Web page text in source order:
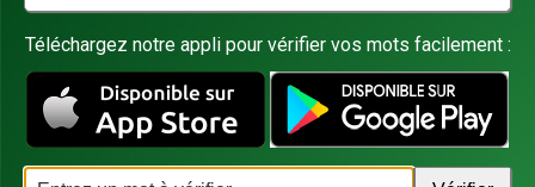
Téléchargez notre appli pour vérifier vos mots facilement :